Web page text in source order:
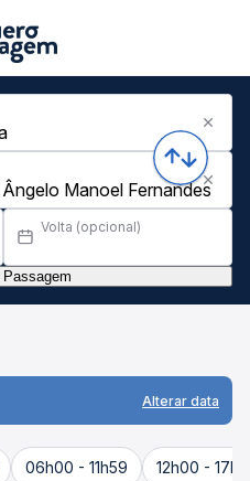
Volta (opcional)
Passagem
Alterar data
06h00 - 11h59 12h00 -